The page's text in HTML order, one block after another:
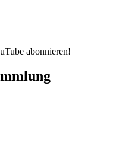
abonnieren!